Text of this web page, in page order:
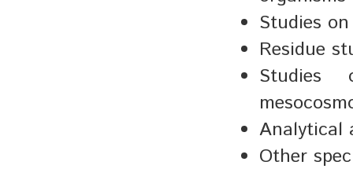
Studies
Residue
Studies
Analytical
Other